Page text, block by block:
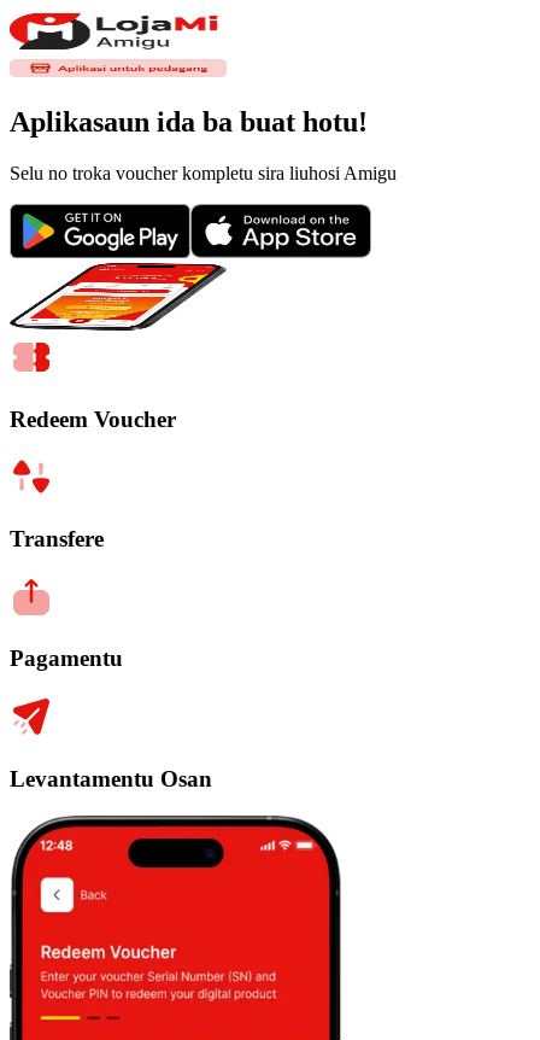
Aplikasaun ida ba buat hotu!
Selu no troka voucher kompletu sira liuhosi Amigu
Redeem Voucher
Transfere
Pagamentu
Levantamentu Osan